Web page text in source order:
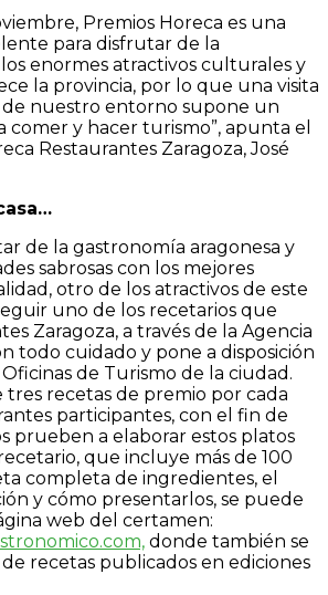
Premios Horeca es una
para disfrutar de la
enormes atractivos culturales y
la provincia, por lo que una visita
de nuestro entorno supone un
comer y hacer turismo”, apunta el
Restaurantes Zaragoza, José
de la gastronomía aragonesa y
sabrosas con los mejores
otro de los atractivos de este
uno de los recetarios que
Zaragoza, a través de la Agencia
todo cuidado y pone a disposición
de Turismo de la ciudad.
tres recetas de premio por cada
participantes, con el fin de
prueben a elaborar estos platos
que incluye más de 100
completa de ingredientes, el
y cómo presentarlos, se puede
web del certamen:
donde también se
de recetas publicados en ediciones